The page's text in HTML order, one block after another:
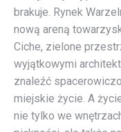
brakuje. Rynek
nową areną
Ciche, zielone
wyjątkowymi
znaleźć
miejskie życie. A
nie tylko we